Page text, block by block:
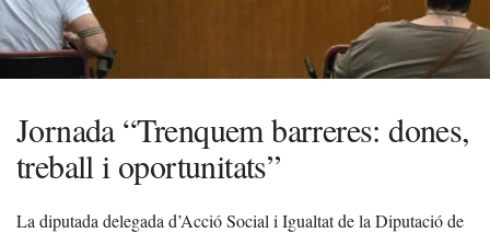
Jornada “Trenquem barreres: dones,
treball i oportunitats”
La diputada delegada d’Acció Social i Igualtat de la Diputació de